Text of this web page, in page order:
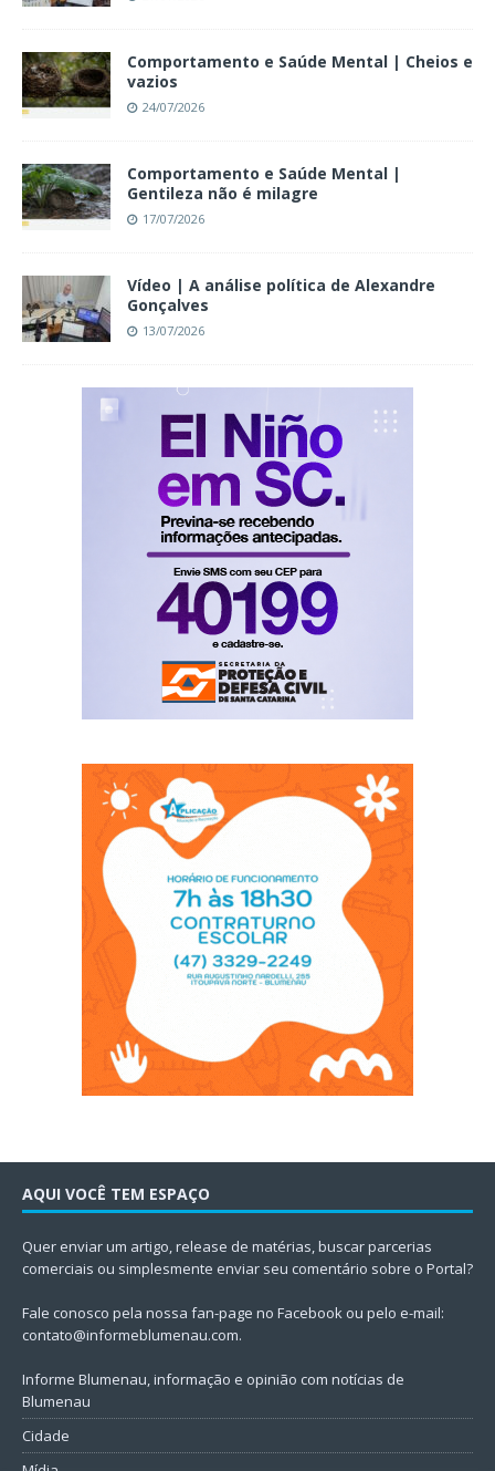
Comportamento e Saúde Mental | Cheios e
vazios
24/07/2026
Comportamento e Saúde Mental |
Gentileza não é milagre
17/07/2026
Vídeo | A análise política de Alexandre
Gonçalves
13/07/2026
AQUI VOCÊ TEM ESPAÇO
Quer enviar um artigo, release de matérias, buscar parcerias
comerciais ou simplesmente enviar seu comentário sobre o Portal?
Fale conosco pela nossa fan-page no Facebook ou pelo e-mail:
contato@informeblumenau.com.
Informe Blumenau, informação e opinião com notícias de
Blumenau
Cidade